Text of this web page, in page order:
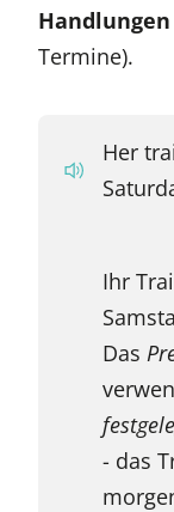
Handlungen
Termine).
Her
Ihr
Das
- das